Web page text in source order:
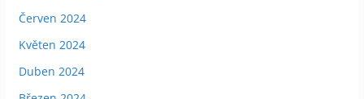
Červen 2024
Květen 2024
Duben 2024